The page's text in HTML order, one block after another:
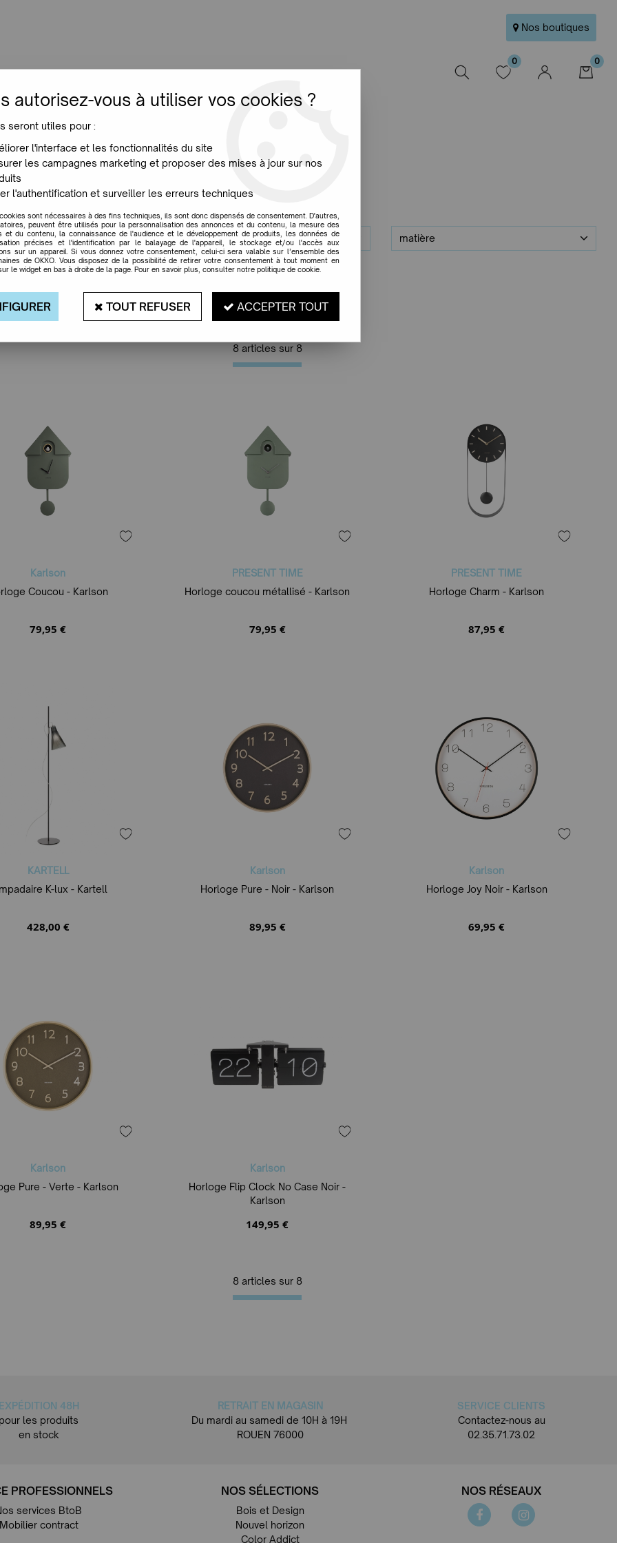
Nos boutiques
LUMINAIRES JARDIN MAISON PROMO NEW
0 0
Horloge
Marques matière
8 articles sur 8
Karlson
Coucou - Karlson
79,95 €
PRESENT TIME
Horloge coucou métallisé - Karlson
79,95 €
PRESENT TIME
Horloge Charm - Karlson
87,95 €
KARTELL
K-lux - Kartell
428,00 €
Karlson
Horloge Pure - Noir - Karlson
89,95 €
Karlson
Horloge Joy Noir - Karlson
69,95 €
Karlson
Pure - Verte - Karlson
89,95 €
Karlson
Horloge Flip Clock No Case Noir -
Karlson
149,95 €
8 articles sur 8
48H
les produits
en stock
RETRAIT EN MAGASIN
Du mardi au samedi de 10H à 19H
ROUEN 76000
SERVICE CLIENTS
Contactez-nous au
02.35.71.73.02
PROFESSIONNELS
services BtoB
contract
NOS SÉLECTIONS
Bois et Design
Nouvel horizon
Color Addict
NOS RÉSEAUX
autorisez-vous à utiliser vos cookies ?
seront utiles pour :
l'interface et les fonctionnalités du site
les campagnes marketing et proposer des mises à jour sur nos
l'authentification et surveiller les erreurs techniques
sont nécessaires à des fins techniques, ils sont donc dispensés de consentement. D'autres,
peuvent être utilisés pour la personnalisation des annonces et du contenu, la mesure des
et du contenu, la connaissance de l'audience et le développement de produits, les données de
précises et l'identification par le balayage de l'appareil, le stockage et/ou l'accès aux
sur un appareil. Si vous donnez votre consentement, celui-ci sera valable sur l’ensemble des
de OKXO. Vous disposez de la possibilité de retirer votre consentement à tout moment en
le widget en bas à droite de la page. Pour en savoir plus, consulter notre politique de cookie.
TOUT REFUSER ACCEPTER TOUT